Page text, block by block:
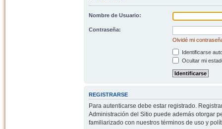
Nombre de Usuario:
Contraseña:
Olvidé mi
Identificarse
Ocultar mi
REGISTRARSE
Para autenticarse debe estar registrado.
Administración del Sitio puede además otorgar
familiarizado con nuestros términos de uso y